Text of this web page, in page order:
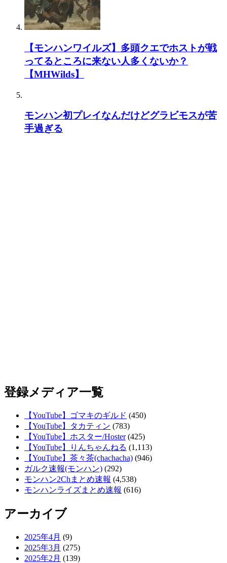
【モンハンワイルズ】多頭クエでホストが戦
ってるところに来ない人多くないか？
【MHWilds】
モンハン初プレイなんだけどグラビモスが苦
手過ぎる
登録メディア一覧
【YouTube】ゴマキのギルド (450)
【YouTube】タカティン (783)
【YouTube】ホスター/Hoster(425)
【YouTube】りんちゃんねる (1,113)
【YouTube】茶々茶(chachacha) (946)
ガルク速報(モンハン) (292)
モンハン2Chまとめ速報 (4,538)
モンハンライズまとめ速報 (616)
アーカイブ
2025年4月 (9)
2025年3月 (275)
2025年2月 (139)